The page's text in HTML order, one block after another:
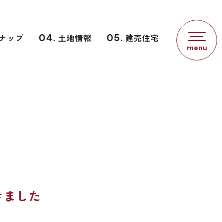
ップ 04. 土地情報 05. 建売住宅
した